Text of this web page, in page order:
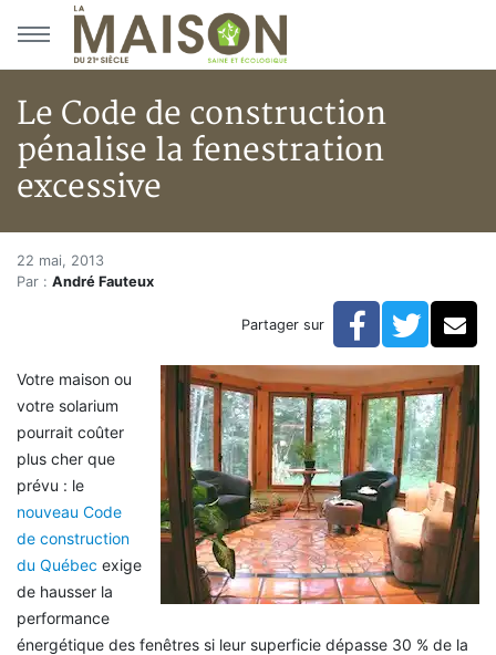
Aller au menu principal
Aller au contenu principal
Le Code de construction
pénalise la fenestration
excessive
Accueil
Articles
Le Code de construction pénalise la fenestration
Le Code de construction
22 mai, 2013
Par : André Fauteux
Partager sur Facebook
Votre maison ou
votre solarium
pourrait coûter
plus cher que
prévu : le
nouveau Code
de construction
du Québec exige
de hausser la
performance
énergétique des fenêtres si leur superficie dépasse 30 % de la